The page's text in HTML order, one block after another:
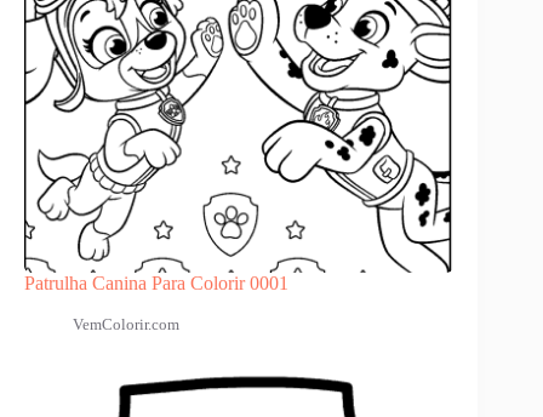
Patrulha Canina Para Colorir 0001
VemColorir.com